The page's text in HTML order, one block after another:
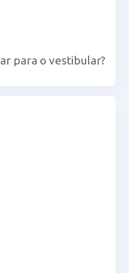
para o vestibular?